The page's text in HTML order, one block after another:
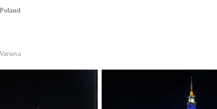
Poland
Varsova